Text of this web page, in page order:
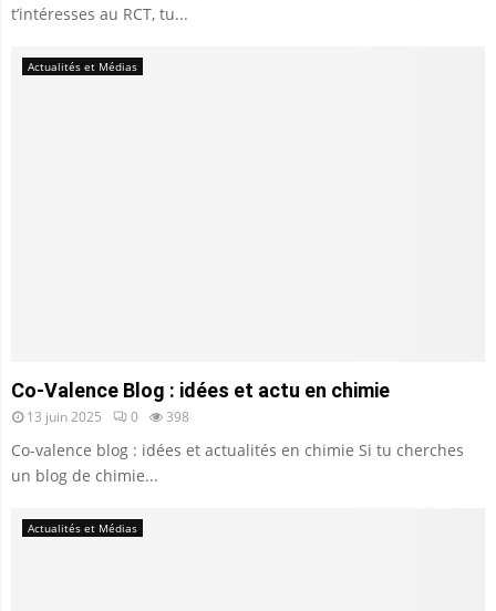
t’intéresses au RCT, tu...
Actualités et Médias
Co-Valence Blog : idées et actu en chimie
13 juin 2025 0 398
Co-valence blog : idées et actualités en chimie Si tu cherches
un blog de chimie...
Actualités et Médias